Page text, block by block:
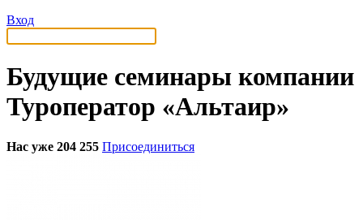
Вход
Будущие семинары компании
Туроператор «Альтаир»
Нас уже 204 255 Присоединиться